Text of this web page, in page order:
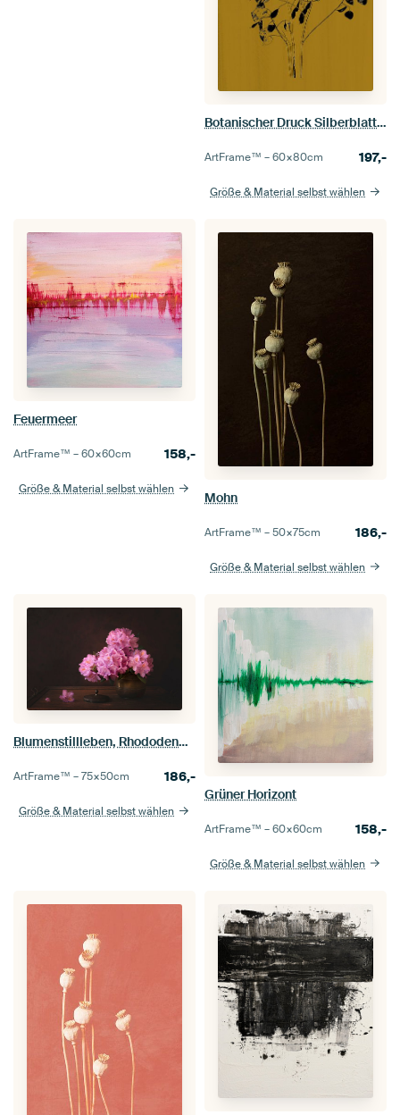
Botanischer Druck Silberblatt, ockergelb
ArtFrame™ –60×80cm 197,-
Größe & Material selbst wählen
Feuermeer
ArtFrame™ –60×60cm 158,-
Größe & Material selbst wählen
Mohn
ArtFrame™ –50×75cm 186,-
Größe & Material selbst wählen
Blumenstillleben, Rhododendron
ArtFrame™ –75×50cm 186,-
Größe & Material selbst wählen
Grüner Horizont
ArtFrame™ –60×60cm 158,-
Größe & Material selbst wählen